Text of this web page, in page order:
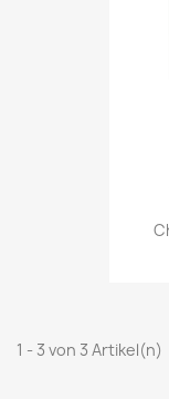
1 - 3 von 3 Artikel(n)